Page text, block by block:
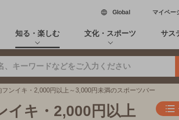
Global新しいウィンドウ
マイペー
知る・楽しむ 文化・スポーツ サス
ンイキ・2,000円以上～3,000円未満のスポーツバー
イキ・2,000円以上